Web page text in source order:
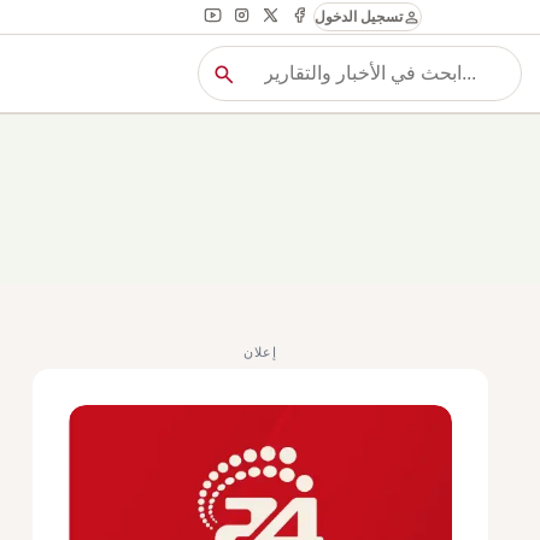
personتسجيل الدخول
بحث search
إعلان